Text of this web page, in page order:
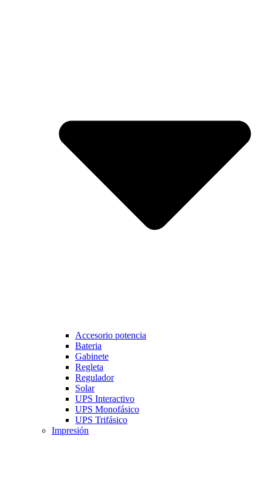
Accesorio potencia
Bateria
Gabinete
Regleta
Regulador
Solar
UPS Interactivo
UPS Monofásico
UPS Trifásico
Impresión